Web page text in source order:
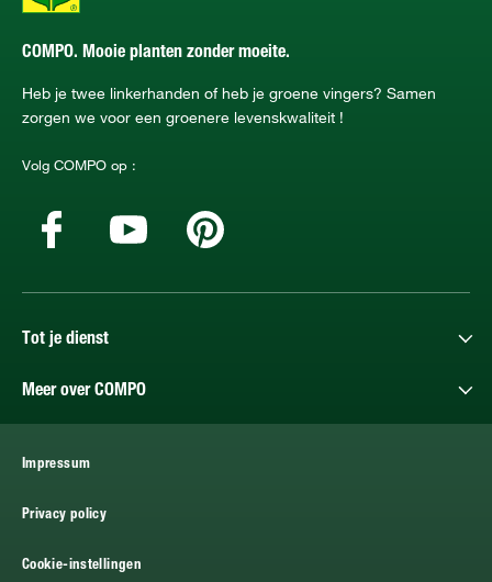
COMPO. Mooie planten zonder moeite.
Heb je twee linkerhanden of heb je groene vingers? Samen
zorgen we voor een groenere levenskwaliteit !
Volg COMPO op :
Tot je dienst
Meer over COMPO
Impressum
Privacy policy
Cookie-instellingen